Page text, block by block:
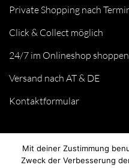
Private Shopping nach
Click & Collect möglich
24/7 im Onlineshop shoppen
Versand nach AT & DE
Kontaktformular
Mit deiner Zustimmung
Zweck der Verbesserung